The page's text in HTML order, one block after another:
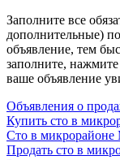
Заполните все
дополнительные)
объявление, тем
заполните,
ваше объявление
Объявления о
Купить сто в
Сто в
Продать сто в